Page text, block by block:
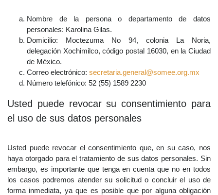
Nombre de la persona o departamento de datos
personales: Karolina Gilas.
Domicilio: Moctezuma No 94, colonia La Noria,
delegación Xochimilco, código postal 16030, en la Ciudad
de México.
Correo electrónico: secretaria.general@somee.org.mx
Número telefónico: 52 (55) 1589 2230
Usted puede revocar su consentimiento para
el uso de sus datos personales
Usted puede revocar el consentimiento que, en su caso, nos
haya otorgado para el tratamiento de sus datos personales. Sin
embargo, es importante que tenga en cuenta que no en todos
los casos podremos atender su solicitud o concluir el uso de
forma inmediata, ya que es posible que por alguna obligación